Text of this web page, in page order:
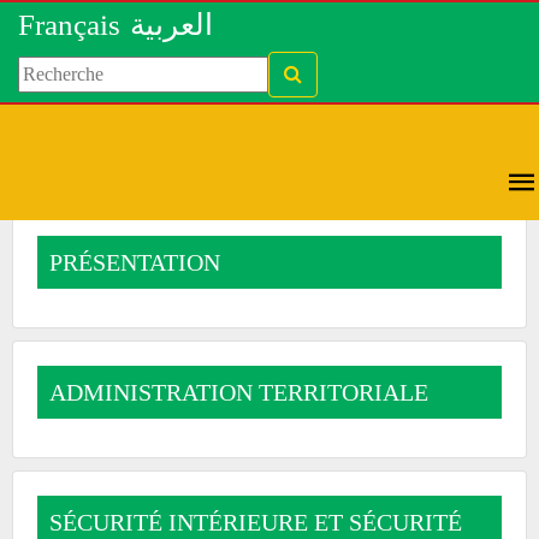
Français العربية
PRÉSENTATION
ADMINISTRATION TERRITORIALE
SÉCURITÉ INTÉRIEURE ET SÉCURITÉ